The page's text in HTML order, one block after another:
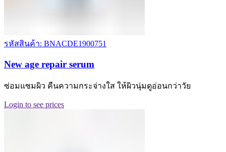
รหัสสินค้า: BNACDE1900751
New age repair serum
ซ่อมแซมผิว คืนความกระจ่างใส ให้ผิวนุ่มดูอ่อนกว่าวัย
Login to see prices